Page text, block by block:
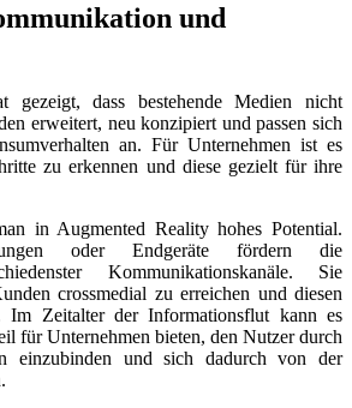
und
gezeigt, dass bestehende Medien nicht
erweitert, neu konzipiert und passen sich
an. Für Unternehmen ist es
zu erkennen und diese gezielt für ihre
in Augmented Reality hohes Potential.
oder Endgeräte fördern die
Kommunikationskanäle. Sie
crossmedial zu erreichen und diesen
Im Zeitalter der Informationsflut kann es
für Unternehmen bieten, den Nutzer durch
einzubinden und sich dadurch von der